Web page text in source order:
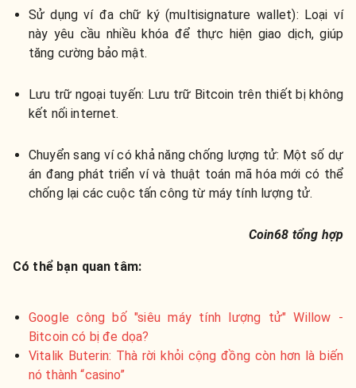
Sử dụng ví đa chữ ký (multisignature wallet): Loại ví
này yêu cầu nhiều khóa để thực hiện giao dịch, giúp
tăng cường bảo mật.
Lưu trữ ngoại tuyến: Lưu trữ Bitcoin trên thiết bị không
kết nối internet.
Chuyển sang ví có khả năng chống lượng tử: Một số dự
án đang phát triển ví và thuật toán mã hóa mới có thể
chống lại các cuộc tấn công từ máy tính lượng tử.
Coin68 tổng hợp
Có thể bạn quan tâm:
Google công bố "siêu máy tính lượng tử" Willow -
Bitcoin có bị đe dọa?
Vitalik Buterin: Thà rời khỏi cộng đồng còn hơn là biến
nó thành “casino”